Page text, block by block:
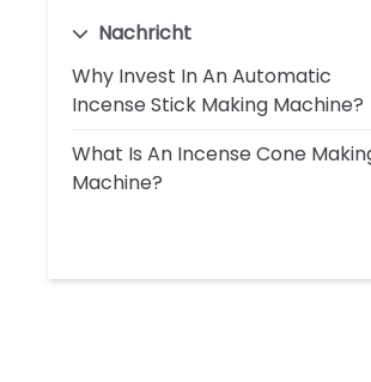
Nachricht
Why Invest In An Automatic
Incense Stick Making Machine?
What Is An Incense Cone
Machine?